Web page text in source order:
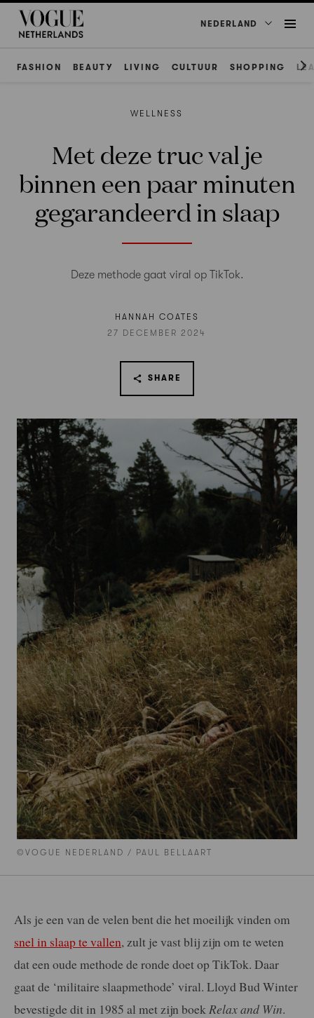
NEDERLAND
FASHION BEAUTY LIVING CULTUUR SHOPPING
©VOGUE NEDERLAND / PAUL BELLAART
WELLNESS
Met deze truc val je
binnen een paar minuten
gegarandeerd in slaap
Deze methode gaat viral op TikTok.
HANNAH COATES
27 DECEMBER 2024
SHARE
Als je een van de velen bent die het moeilijk vinden om
snel in slaap te vallen, zult je vast blij zijn om te weten
dat een oude methode de ronde doet op TikTok. Daar
gaat de ‘militaire slaapmethode’ viral. Lloyd Bud Winter
bevestigde dit in 1985 al met zijn boek Relax and Win.